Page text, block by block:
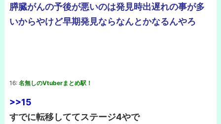
膵臓がんの予後が悪いのは発見時出遅れの事が多
いからやけど早期発見ならなんとかなるんやろ
16: 名無しのVtuberまとめ駅！
>>15
すでに転移しててステージ4やで